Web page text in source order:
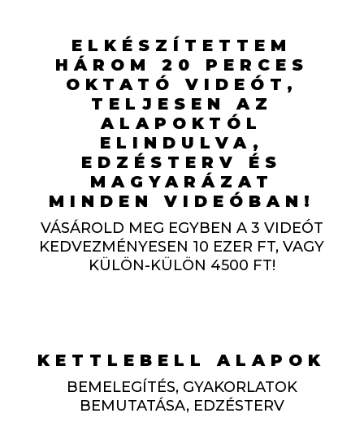
ELKÉSZÍTETTEM
HÁROM 20 PERCES
OKTATÓ VIDEÓT,
TELJESEN AZ
ALAPOKTÓL
ELINDULVA,
EDZÉSTERV ÉS
MAGYARÁZAT
MINDEN VIDEÓBAN!
VÁSÁROLD MEG EGYBEN A 3 VIDEÓT
KEDVEZMÉNYESEN 10 EZER FT, VAGY
KÜLÖN-KÜLÖN 4500 FT!
KETTLEBELL ALAPOK
BEMELEGÍTÉS, GYAKORLATOK
BEMUTATÁSA, EDZÉSTERV